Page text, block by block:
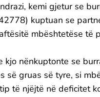
kemi gjetur se
kuptuan se
mbështetëse të
kjo nënkuptonte se
së gruas së tyre, si
të njëjtë në deficitet